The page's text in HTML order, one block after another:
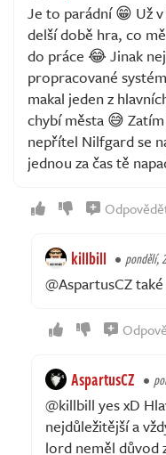
Je to parádní 😁 Už
delší době hra, co
do práce 😂 Jinak
propracované
makal jeden z
chybí města 😅
nepřítel Nilfgard se
jednou za čas tě
killbill pondělí,
@AspartusCZ
AspartusCZ
@killbill yes xD
nejdůležitější a
lord neměl důvod